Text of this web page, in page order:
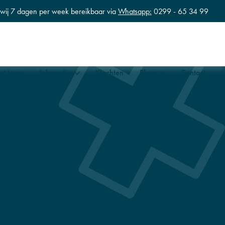
7 dagen per week bereikbaar viaWhatsapp: 0299 - 65 34 99
team Informatie Klachten Blogs Contact
en hersteltrainingen
en Lymfdrainage